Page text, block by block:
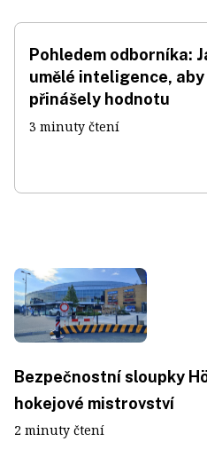
Pohledem odborníka:
umělé inteligence,
přinášely hodnotu
3 minuty čtení
Bezpečnostní sloupky
hokejové mistrovství
2 minuty čtení